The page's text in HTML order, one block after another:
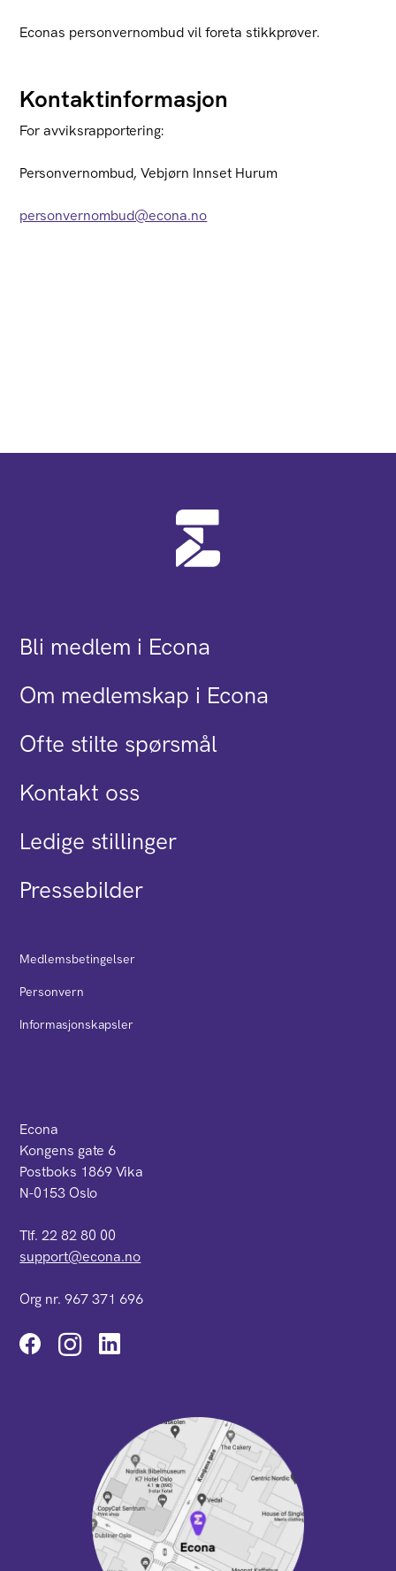
Econas personvernombud vil foreta stikkprøver.
Kontaktinformasjon
For avviksrapportering:
Personvernombud, Vebjørn Innset Hurum
personvernombud@econa.no
Bli medlem i Econa
Om medlemskap i Econa
Ofte stilte spørsmål
Kontakt oss
Ledige stillinger
Pressebilder
Medlemsbetingelser
Personvern
Informasjonskapsler
Econa
Kongens gate 6
Postboks 1869 Vika
N-0153 Oslo
Tlf. 22 82 80 00
support@econa.no
Org nr. 967 371 696
Instagram